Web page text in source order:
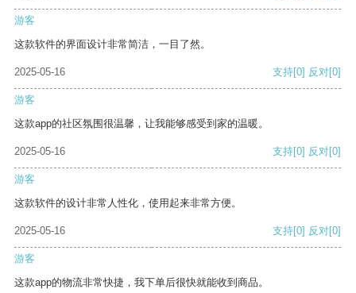
游客
这款软件的界面设计非常简洁，一目了然。
2025-05-16 支持[0] 反对[0]
游客
这款app的社区氛围很温馨，让我能够感受到家的温暖。
2025-05-16 支持[0] 反对[0]
游客
这款软件的设计非常人性化，使用起来非常方便。
2025-05-16 支持[0] 反对[0]
游客
这款app的物流非常快捷，我下单后很快就能收到商品。